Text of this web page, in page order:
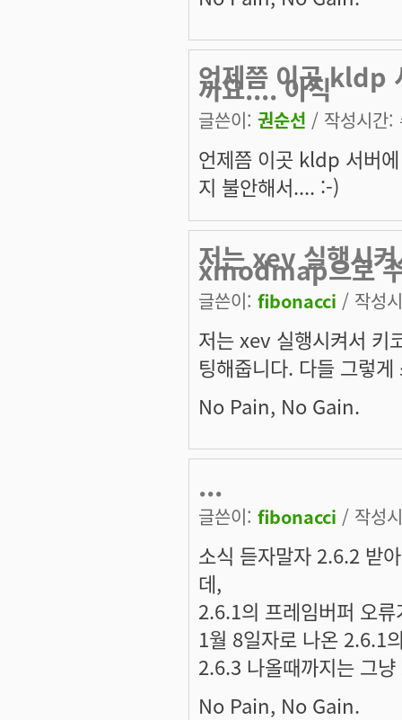
언제쯤 이곳 kldp
까요.... 아직
글쓴이: 권순선 / 작성시간
언제쯤 이곳 kldp 서버
지 불안해서.... :-)
저는 xev 실행시
xmodmap으로
글쓴이: fibonacci / 작성
저는 xev 실행시켜서
팅해줍니다. 다들 그렇
No Pain, No Gain.
...
글쓴이: fibonacci / 작성
소식 듣자말자 2.6.2 받
데,
2.6.1의 프레임버퍼 오
1월 8일자로 나온 2.6.1
2.6.3 나올때까지는 그
No Pain, No Gain.